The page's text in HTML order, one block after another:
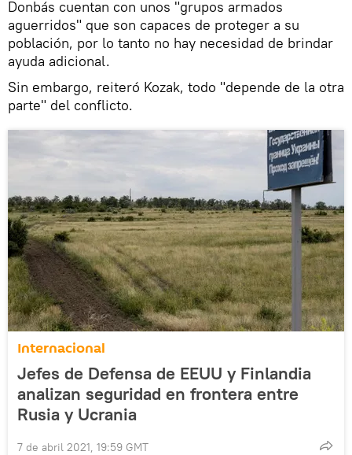
Donbás cuentan con unos "grupos armados
aguerridos" que son capaces de proteger a su
población, por lo tanto no hay necesidad de brindar
ayuda adicional.
Sin embargo, reiteró Kozak, todo "depende de la otra
parte" del conflicto.
Internacional
Jefes de Defensa de EEUU y Finlandia
analizan seguridad en frontera entre
Rusia y Ucrania
7 de abril 2021, 19:59 GMT